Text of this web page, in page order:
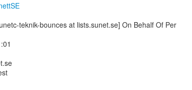
teknik-bounces at lists.sunet.se] On Behalf Of Per